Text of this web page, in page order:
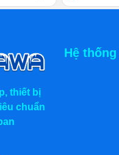
động nhiều món
hoạt là một ưu thế vô
xe xoay khỏe, không bị
nhẹ nhàng là tới được
thiết bị
chuẩn
Hệ